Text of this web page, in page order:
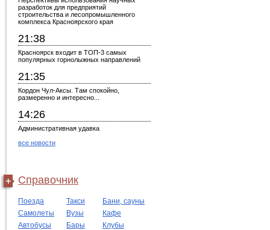
разработок для предприятий
строительства и лесопромышленного
комплекса Красноярского края
21:38
Красноярск входит в ТОП-3 самых
популярных горнолыжных направлений
21:35
Кордон Чул-Аксы. Там спокойно,
размеренно и интересно...
14:26
Административная удавка
все новости
Справочник
Поезда Такси
Бани, сауны
Самолеты
Вузы
Кафе
Автобусы
Бары Клубы